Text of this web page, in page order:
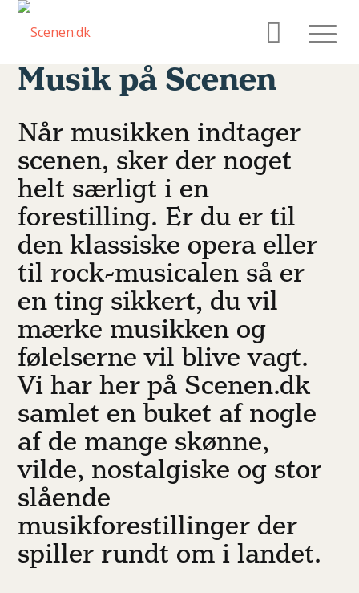
Musik på Scenen
Når musikken indtager
scenen, sker der noget
helt særligt i en
forestilling. Er du er til
den klassiske opera eller
til rock-musicalen så er
en ting sikkert, du vil
mærke musikken og
følelserne vil blive vagt.
Vi har her på Scenen.dk
samlet en buket af nogle
af de mange skønne,
vilde, nostalgiske og stor
slående
musikforestillinger der
spiller rundt om i landet.